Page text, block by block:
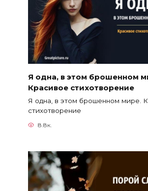
Я одна, в этом брошенном
Красивое стихотворение
Я одна, в этом брошенном мире.
стихотворение
8.8к.